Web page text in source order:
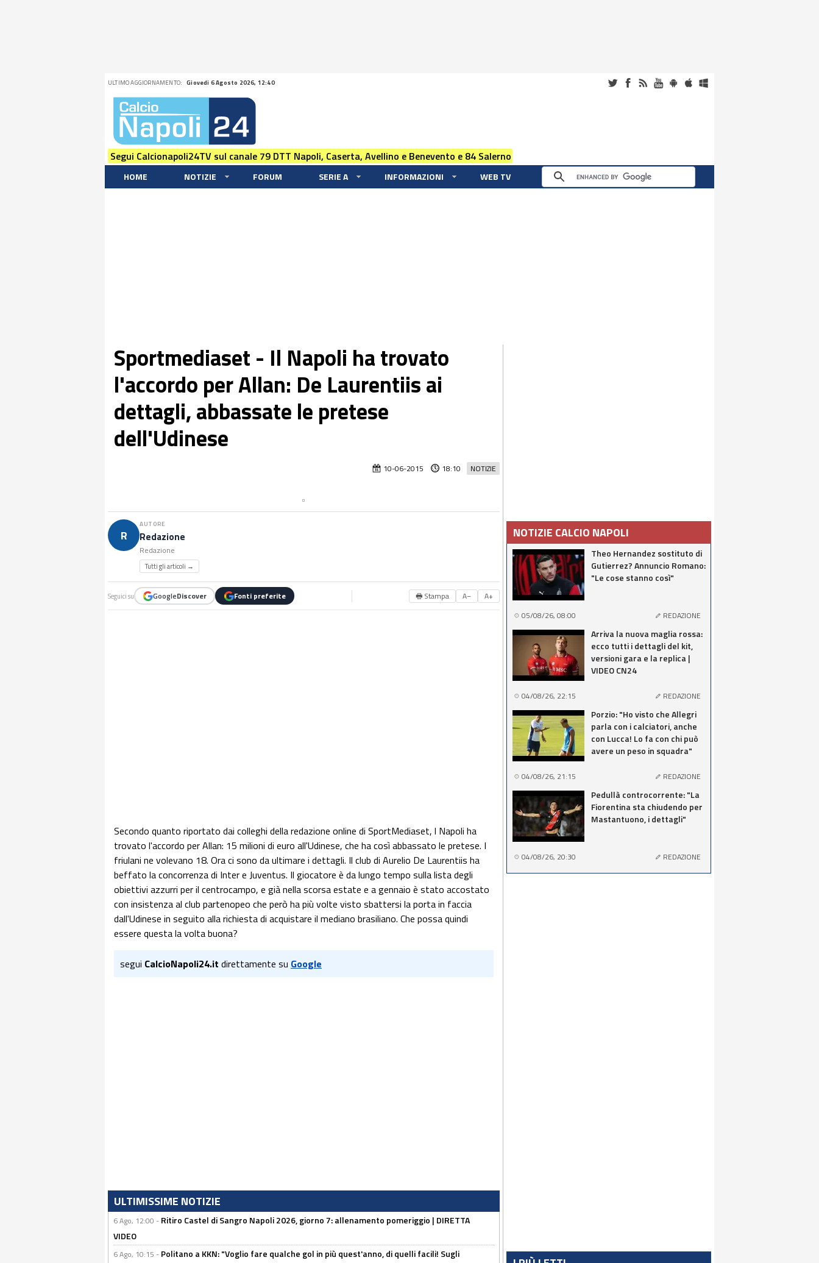
ULTIMO AGGIORNAMENTO: Giovedi 6 Agosto 2026, 12:40
Segui Calcionapoli24TV sul canale 79 DTT Napoli, Caserta, Avellino e Benevento e 84 Salerno
HOME NOTIZIE FORUM SERIE A INFORMAZIONI WEB TV
Sportmediaset - Il Napoli ha trovato
l'accordo per Allan: De Laurentiis ai
dettagli, abbassate le pretese
dell'Udinese
NOTIZIE
10-06-2015 18:10
R
AUTORE
Redazione
Redazione
Tutti gli articoli →
Seguici su GoogleDiscover Fonti preferite 🖶 Stampa A− A+
Secondo quanto riportato dai colleghi della redazione online di SportMediaset, l Napoli ha
trovato l'accordo per Allan: 15 milioni di euro all'Udinese, che ha così abbassato le pretese. I
friulani ne volevano 18. Ora ci sono da ultimare i dettagli. Il club di Aurelio De Laurentiis ha
beffato la concorrenza di Inter e Juventus. Il giocatore è da lungo tempo sulla lista degli
obiettivi azzurri per il centrocampo, e già nella scorsa estate e a gennaio è stato accostato
con insistenza al club partenopeo che però ha più volte visto sbattersi la porta in faccia
dall'Udinese in seguito alla richiesta di acquistare il mediano brasiliano. Che possa quindi
essere questa la volta buona?
segui CalcioNapoli24.it direttamente su Google
ULTIMISSIME NOTIZIE
6 Ago, 12:00 - Ritiro Castel di Sangro Napoli 2026, giorno 7: allenamento pomeriggio | DIRETTA
VIDEO
6 Ago, 10:15 - Politano a KKN: "Voglio fare qualche gol in più quest'anno, di quelli facili! Sugli
NOTIZIE CALCIO NAPOLI
Theo Hernandez sostituto di
Gutierrez? Annuncio Romano:
"Le cose stanno così"
05/08/26, 08:00 REDAZIONE
Arriva la nuova maglia rossa:
ecco tutti i dettagli del kit,
versioni gara e la replica |
VIDEO CN24
04/08/26, 22:15 REDAZIONE
Porzio: "Ho visto che Allegri
parla con i calciatori, anche
con Lucca! Lo fa con chi può
avere un peso in squadra"
04/08/26, 21:15 REDAZIONE
Pedullà controcorrente: "La
Fiorentina sta chiudendo per
Mastantuono, i dettagli"
04/08/26, 20:30 REDAZIONE